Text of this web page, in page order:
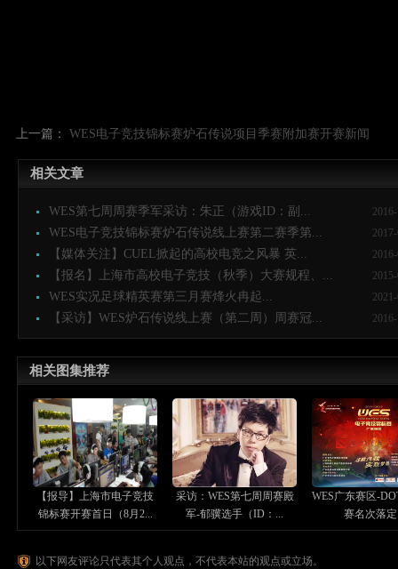
上一篇： WES电子竞技锦标赛炉石传说项目季赛附加赛开赛新闻
相关文章
WES第七周周赛季军采访：朱正（游戏ID：副...
WES电子竞技锦标赛炉石传说线上赛第二赛季第...
【媒体关注】CUEL掀起的高校电竞之风暴 英...
【报名】上海市高校电子竞技（秋季）大赛规程、...
WES实况足球精英赛第三月赛烽火冉起...
【采访】WES炉石传说线上赛（第二周）周赛冠...
相关图集推荐
【报导】上海市电子竞技
锦标赛开赛首日（8月2...
采访：WES第七周周赛殿
军-郁骥选手（ID：...
WES广东赛区-
赛名次落定
以下网友评论只代表其个人观点，不代表本站的观点或立场。